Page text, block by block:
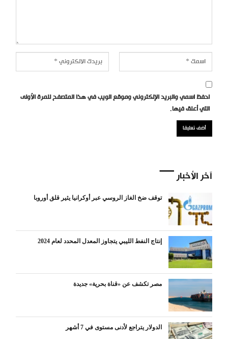
احفظ اسمي والبريد الإلكتروني وموقع الويب في هذا المتصفح للمرة الأولى
التي أعلق فيها.
آخر الأخبار
توقف ضخ الغاز الروسي عبر أوكرانيا يثير قلق أوروبا
إنتاج النفط الليبي يتجاوز المعدل المحدد لعام 2024
مصر تكشف عن «قناة بحرية» جديدة
الدولار يتراجع لأدنى مستوى في 7 أشهر